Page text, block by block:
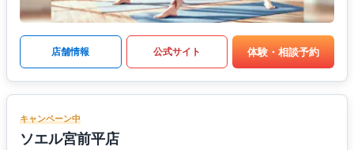
店舗情報 公式サイト 体験・相談予約
キャンペーン中
ソエル宮前平店